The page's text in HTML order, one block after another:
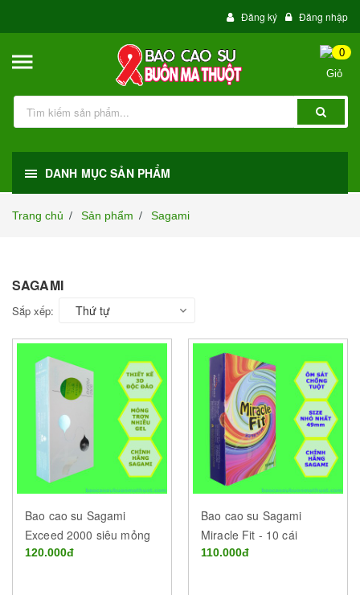
Đăng ký Đăng nhập
0
DANH MỤC SẢN PHẨM
Trang chủ / Sản phẩm / Sagami
SAGAMI
Sắp xếp: Thứ tự
Bao cao su Sagami
Exceed 2000 siêu mỏng
003 hộp 12 cái của nhật -
120.000đ
Bao cao su Sagami
Miracle Fit - 10 cái
110.000đ